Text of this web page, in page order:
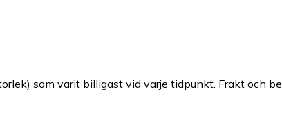
som varit billigast vid varje tidpunkt. Frakt och